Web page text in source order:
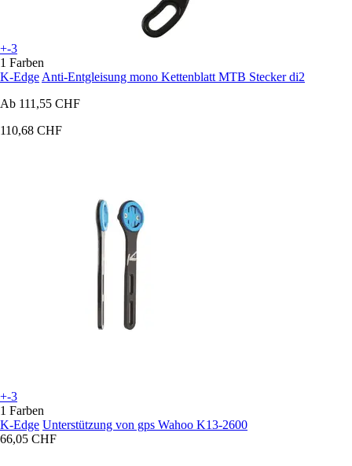
+-3
1 Farben
K-Edge Anti-Entgleisung mono Kettenblatt MTB Stecker di2
Ab 111,55 CHF
110,68 CHF
+-3
1 Farben
K-Edge Unterstützung von gps Wahoo K13-2600
66,05 CHF